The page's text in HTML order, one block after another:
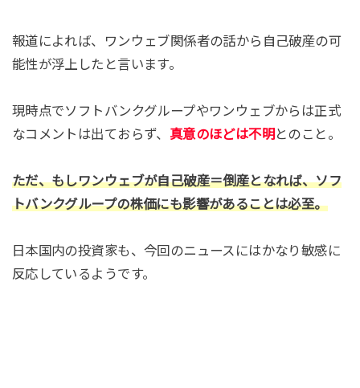
報道によれば、ワンウェブ関係者の話から自己破産の可
能性が浮上したと言います。
現時点でソフトバンクグループやワンウェブからは正式
なコメントは出ておらず、 真意のほどは不明 とのこと。
ただ、もしワンウェブが自己破産＝倒産となれば、ソフ
トバンクグループの株価にも影響があることは必至。
日本国内の投資家も、今回のニュースにはかなり敏感に
反応しているようです。